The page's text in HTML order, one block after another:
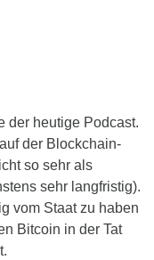
der heutige Podcast.
der Blockchain-
so sehr als
sehr langfristig).
vom Staat zu haben
Bitcoin in der Tat